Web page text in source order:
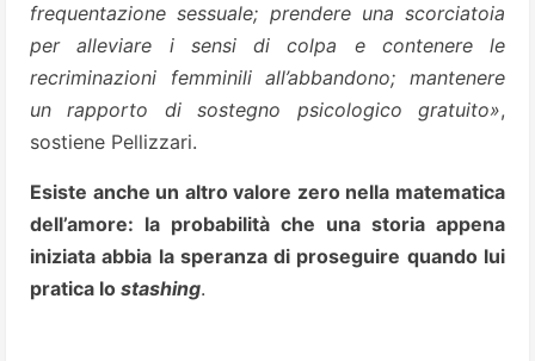
frequentazione sessuale; prendere una scorciatoia
per alleviare i sensi di colpa e contenere le
recriminazioni femminili all’abbandono; mantenere
un rapporto di sostegno psicologico gratuito»,
sostiene Pellizzari.
Esiste anche un altro valore zero nella matematica
dell’amore: la probabilità che una storia appena
iniziata abbia la speranza di proseguire quando lui
pratica lo stashing.